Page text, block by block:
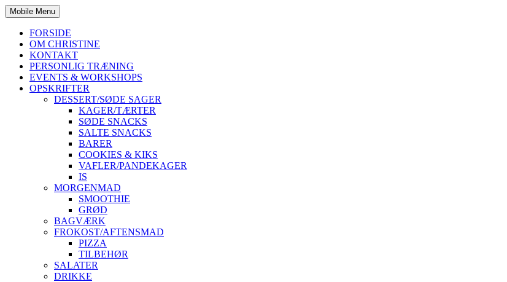
Mobile Menu
FORSIDE
OM CHRISTINE
KONTAKT
PERSONLIG TRÆNING
EVENTS & WORKSHOPS
OPSKRIFTER
DESSERT/SØDE SAGER
KAGER/TÆRTER
SØDE SNACKS
SALTE SNACKS
BARER
COOKIES & KIKS
VAFLER/PANDEKAGER
IS
MORGENMAD
SMOOTHIE
GRØD
BAGVÆRK
FROKOST/AFTENSMAD
PIZZA
TILBEHØR
SALATER
DRIKKE